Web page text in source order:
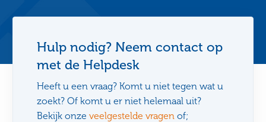
Hulp nodig? Neem contact op
met de Helpdesk
Heeft u een vraag? Komt u niet tegen wat u
zoekt? Of komt u er niet helemaal uit?
Bekijk onzeveelgestelde vragen of;